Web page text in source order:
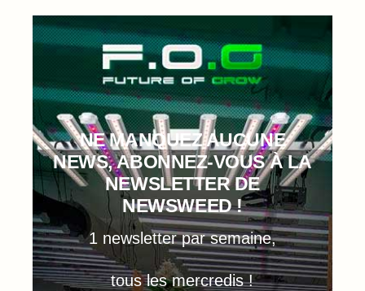
NE MANQUEZ AUCUNE
NEWS, ABONNEZ-VOUS À LA
NEWSLETTER DE
NEWSWEED !
1 newsletter par semaine,
tous les mercredis !